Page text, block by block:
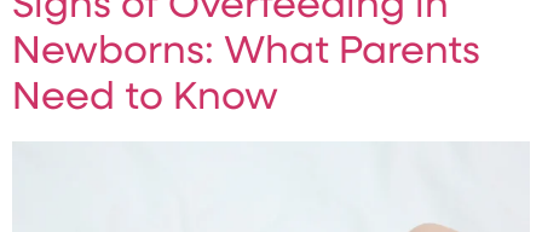
Newborns: What Parents
Need to Know